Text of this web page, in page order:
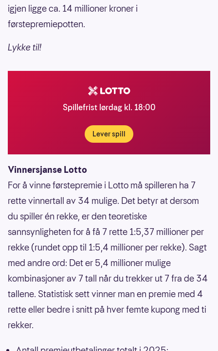
igjen ligge ca. 14 millioner kroner i
førstepremiepotten.
Lykke til!
Spillefrist lørdag kl. 18:00
Lever spill
Vinnersjanse Lotto
For å vinne førstepremie i Lotto må spilleren ha 7
rette vinnertall av 34 mulige. Det betyr at dersom
du spiller én rekke, er den teoretiske
sannsynligheten for å få 7 rette 1:5,37 millioner per
rekke (rundet opp til 1:5,4 millioner per rekke). Sagt
med andre ord: Det er 5,4 millioner mulige
kombinasjoner av 7 tall når du trekker ut 7 fra de 34
tallene. Statistisk sett vinner man en premie med 4
rette eller bedre i snitt på hver femte kupong med ti
rekker.